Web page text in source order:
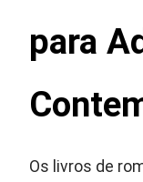
para
Os livros de